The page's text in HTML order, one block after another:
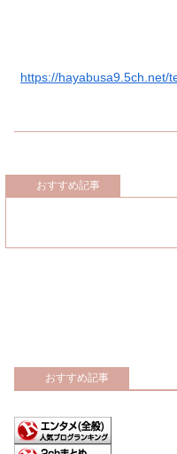
https://hayabusa9.5ch.net/
おすすめ記事
おすすめ記事